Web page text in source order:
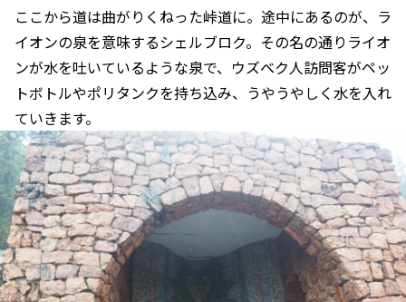
ここから道は曲がりくねった峠道に。途中にあるのが、ラ
イオンの泉を意味するシェルブロク。その名の通りライオ
ンが水を吐いているような泉で、ウズベク人訪問客がペッ
トボトルやポリタンクを持ち込み、うやうやしく水を入れ
ていきます。